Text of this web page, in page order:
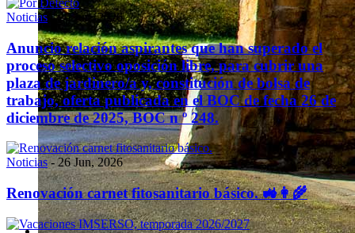
Noticias -26 Jun, 2026
Anuncio relación aspirantes que han superado el
proceso selectivo oposición libre, para cubrir una
plaza de jardinero/a y, constitución de bolsa de
trabajo, oferta publicada en el BOC de fecha 26 de
diciembre de 2025, BOC n º 248.
Noticias -26 Jun, 2026
Renovación carnet fitosanitario básico. 🚜👩‍🌾